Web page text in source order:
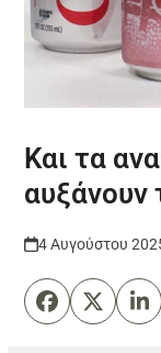
Και τα
αυξάνουν
4 Αυγούστου